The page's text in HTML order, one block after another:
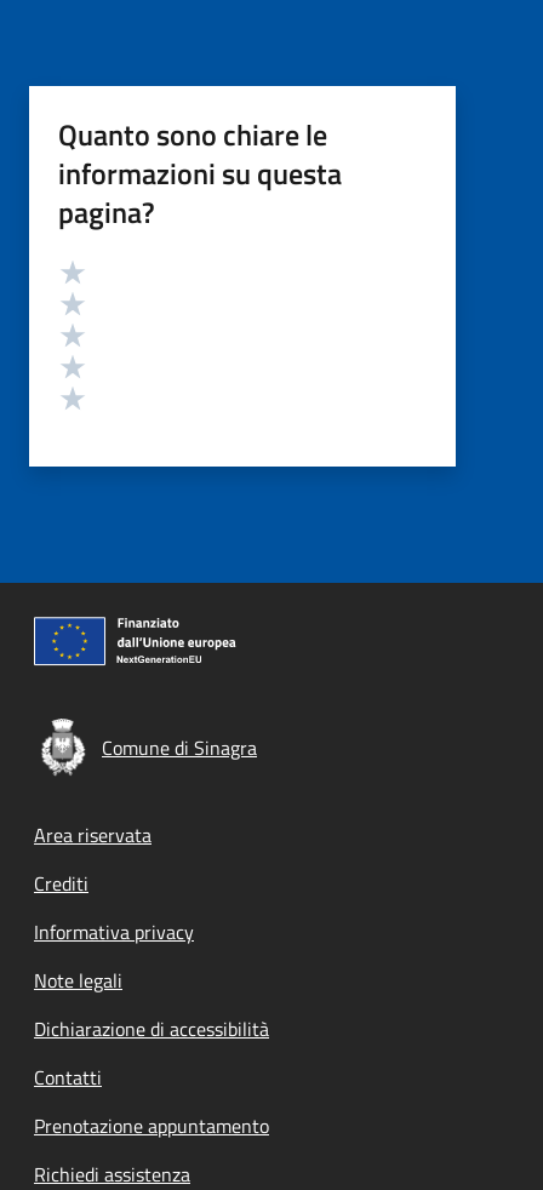
Quanto sono chiare le
informazioni su questa
pagina?
Valutazione
Comune di Sinagra
Footer menu
Area riservata
Crediti
Informativa privacy
Note legali
Dichiarazione di accessibilità
Contatti
Prenotazione appuntamento
Richiedi assistenza